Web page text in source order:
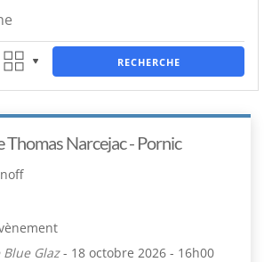
RECHERCHE
Narcejac - Pornic
Glaz- 18 octobre 2026 - 16h00